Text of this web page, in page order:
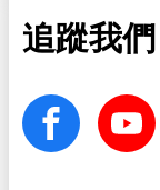
追蹤我們
facebook Youtube